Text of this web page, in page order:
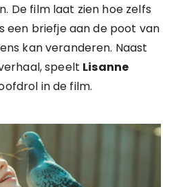
De film laat zien hoe zelfs
een briefje aan de poot van
kan veranderen. Naast
speelt Lisanne
in de film.